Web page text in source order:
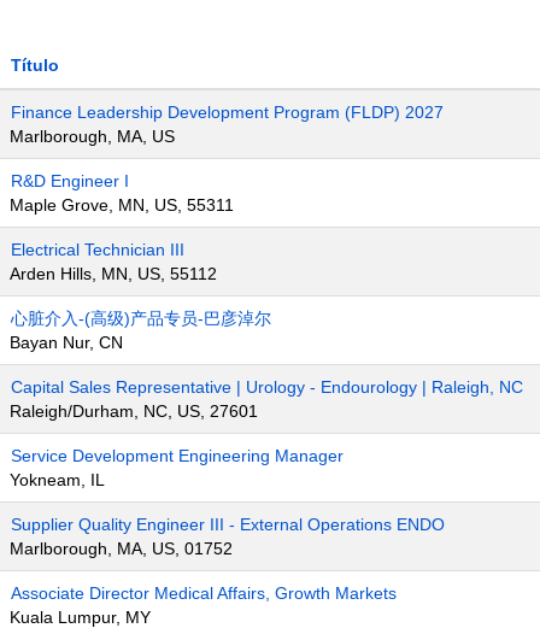
Título
Finance Leadership Development Program (FLDP) 2027
Marlborough, MA, US
R&D Engineer I
Maple Grove, MN, US, 55311
Electrical Technician III
Arden Hills, MN, US, 55112
心脏介入-(高级)产品专员-巴彦淖尔
Bayan Nur, CN
Capital Sales Representative | Urology - Endourology | Raleigh, NC
Raleigh/Durham, NC, US, 27601
Service Development Engineering Manager
Yokneam, IL
Supplier Quality Engineer III - External Operations ENDO
Marlborough, MA, US, 01752
Associate Director Medical Affairs, Growth Markets
Kuala Lumpur, MY